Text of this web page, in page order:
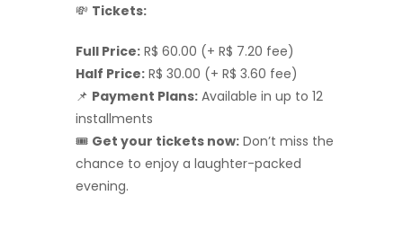
💸 Tickets:
Full Price: R$ 60.00 (+ R$ 7.20 fee)
Half Price: R$ 30.00 (+ R$ 3.60 fee)
📌 Payment Plans: Available in up to 12
installments
🎟️ Get your tickets now: Don’t miss the
chance to enjoy a laughter-packed
evening.